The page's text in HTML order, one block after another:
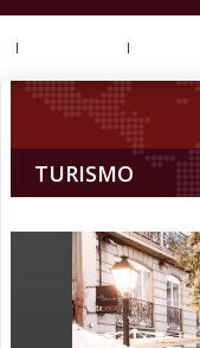
TURISMO